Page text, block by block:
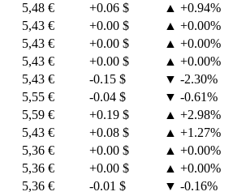
5,48 € +0.06 $
▲ +0.94%
5,43 € +0.00 $
▲ +0.00%
5,43 € +0.00 $
▲ +0.00%
5,43 € +0.00 $
▲ +0.00%
5,43 € -0.15 $
▼ -2.30%
5,55 € -0.04 $
▼ -0.61%
5,59 € +0.19 $
▲ +2.98%
5,43 € +0.08 $
▲ +1.27%
5,36 € +0.00 $
▲ +0.00%
5,36 € +0.00 $
▲ +0.00%
5,36 € -0.01 $
▼ -0.16%